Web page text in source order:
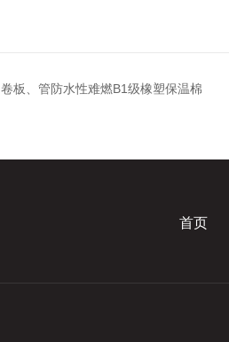
卷板、管防水性难燃B1级橡塑保温棉
首页